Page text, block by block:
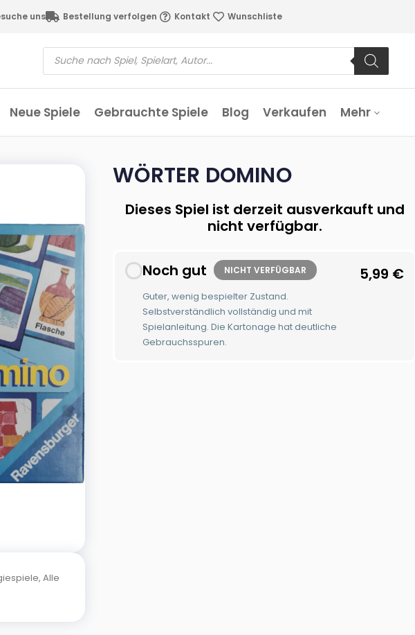
uns Bestellung verfolgen Kontakt Wunschliste
Neue Spiele Gebrauchte Spiele Blog Verkaufen Mehr
, Alle
WÖRTER DOMINO
Dieses Spiel ist derzeit ausverkauft und
nicht verfügbar.
Noch gut NICHT VERFÜGBAR
Guter, wenig bespielter Zustand.
Selbstverständlich vollständig und mit
Spielanleitung. Die Kartonage hat deutliche
Gebrauchsspuren.
5,99 €